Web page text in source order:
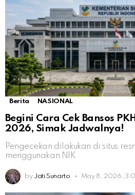
Berita NASIONAL
Begini Cara Cek Bansos
2026, Simak Jadwalnya!
Pengecekan dilakukan di situs
menggunakan NIK
by Jati Sunarto May 8, 2026,